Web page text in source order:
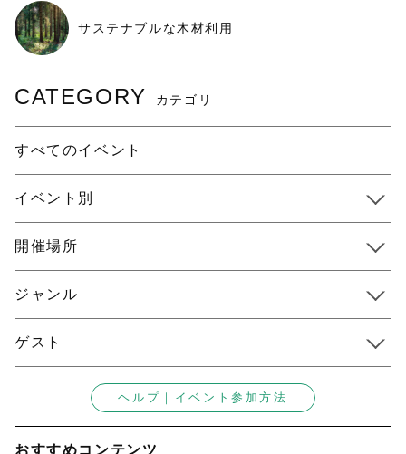
サステナブルな木材利用
CATEGORY カテゴリ
すべてのイベント
イベント別
開催場所
ジャンル
ゲスト
ヘルプ｜イベント参加方法
おすすめコンテンツ